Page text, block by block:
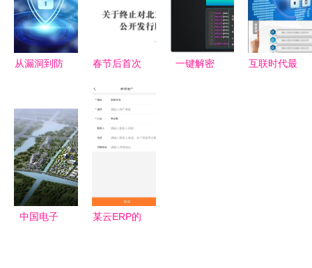
屏保
卓最新版
v5.1.0及信
息安全保障
从漏洞到防
件开发的核
心与挑战
春节后首次
胶成功过
会，网络与
章
一键解密
互联时代最
中国电子
某云ERP的